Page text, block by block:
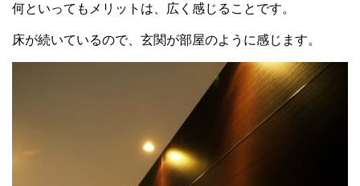
何といってもメリットは、広く感じることです。
床が続いているので、玄関が部屋のように感じます。